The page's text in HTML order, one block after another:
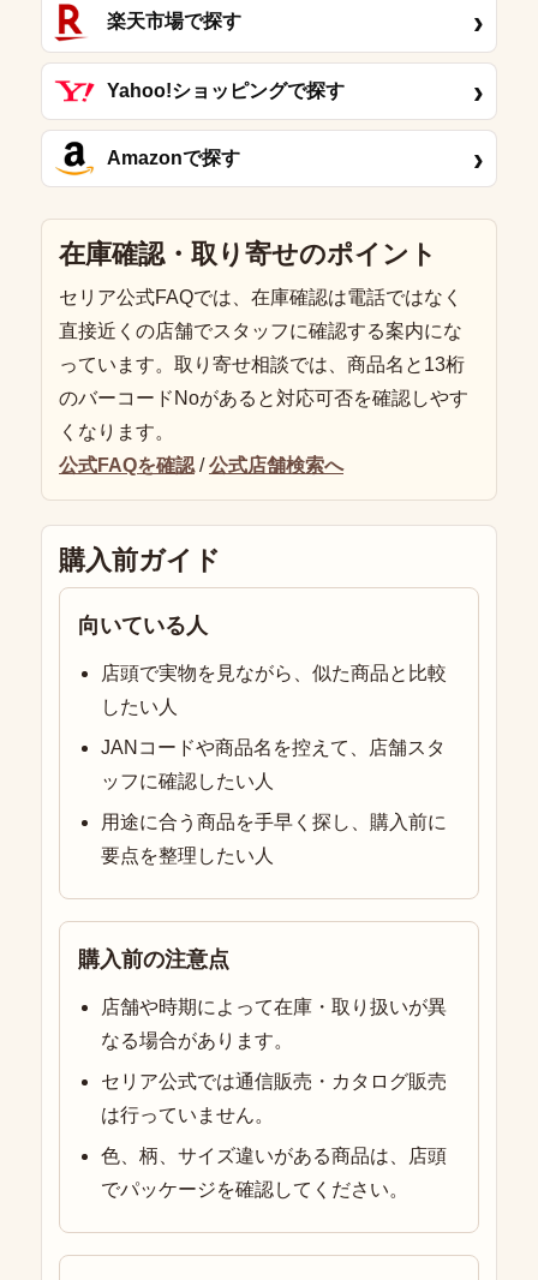
楽天市場で探す ›
Yahoo!ショッピングで探す ›
Amazonで探す ›
在庫確認・取り寄せのポイント
セリア公式FAQでは、在庫確認は電話ではなく
直接近くの店舗でスタッフに確認する案内にな
っています。取り寄せ相談では、商品名と13桁
のバーコードNoがあると対応可否を確認しやす
くなります。
公式FAQを確認 /公式店舗検索へ
購入前ガイド
向いている人
店頭で実物を見ながら、似た商品と比較
したい人
JANコードや商品名を控えて、店舗スタ
ッフに確認したい人
用途に合う商品を手早く探し、購入前に
要点を整理したい人
購入前の注意点
店舗や時期によって在庫・取り扱いが異
なる場合があります。
セリア公式では通信販売・カタログ販売
は行っていません。
色、柄、サイズ違いがある商品は、店頭
でパッケージを確認してください。